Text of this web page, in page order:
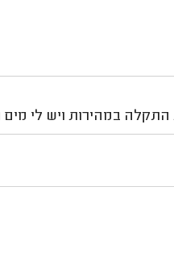
התקלה במהירות ויש לי